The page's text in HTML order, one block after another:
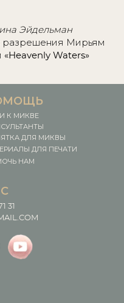
Эйдельман
разрешения Мирьям
Waters»
31
К МИКВЕ
ДЛЯ МИКВЫ
НАМ
ДЛЯ ПЕЧАТИ